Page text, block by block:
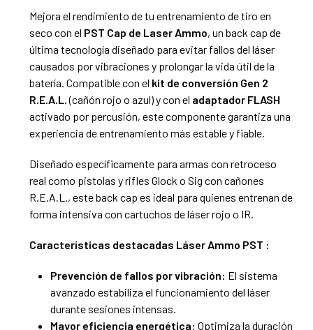
Mejora el rendimiento de tu entrenamiento de tiro en
seco con el PST Cap de Laser Ammo, un back cap de
última tecnología diseñado para evitar fallos del láser
causados por vibraciones y prolongar la vida útil de la
batería. Compatible con el kit de conversión Gen 2
R.E.A.L.(cañón rojo o azul) y con el adaptador FLASH
activado por percusión, este componente garantiza una
experiencia de entrenamiento más estable y fiable.
Diseñado específicamente para armas con retroceso
real como pistolas y rifles Glock o Sig con cañones
R.E.A.L., este back cap es ideal para quienes entrenan de
forma intensiva con cartuchos de láser rojo o IR.
Características destacadas Láser Ammo PST :
Prevención de fallos por vibración: El sistema
avanzado estabiliza el funcionamiento del láser
durante sesiones intensas.
Mayor eficiencia energética: Optimiza la duración